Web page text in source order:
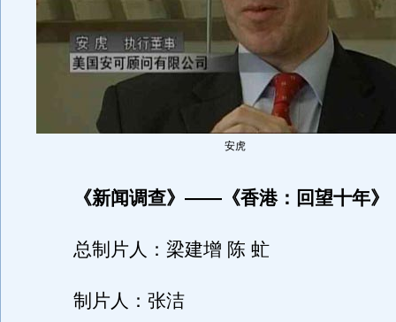
安虎
《新闻调查》——《香港：回望十年》
总制片人：梁建增 陈 虻
制片人：张洁